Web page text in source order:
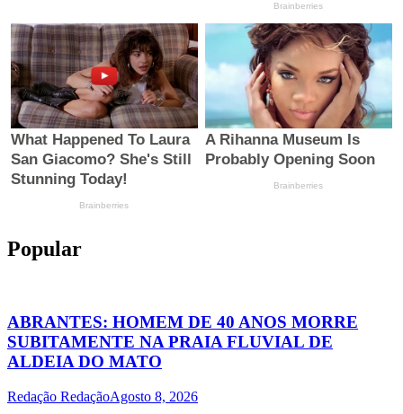
Popular
ABRANTES: HOMEM DE 40 ANOS MORRE
SUBITAMENTE NA PRAIA FLUVIAL DE
ALDEIA DO MATO
Redação RedaçãoAgosto 8, 2026